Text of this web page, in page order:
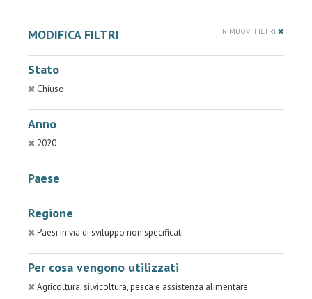
MODIFICA FILTRI RIMUOVI FILTRI
Stato
Chiuso
Anno
2020
Paese
Regione
Paesi in via di sviluppo non specificati
Per cosa vengono utilizzati
Agricoltura, silvicoltura, pesca e assistenza alimentare